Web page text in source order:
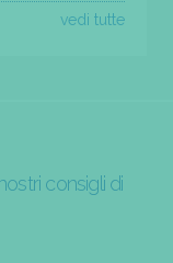
vedi tutte
consigli di